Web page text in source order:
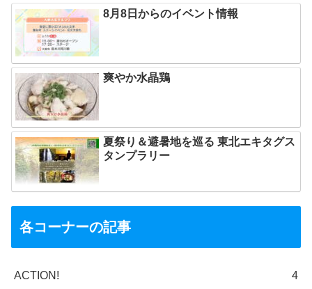
8月8日からのイベント情報
爽やか水晶鶏
夏祭り＆避暑地を巡る 東北エキタグス
タンプラリー
各コーナーの記事
ACTION! 4